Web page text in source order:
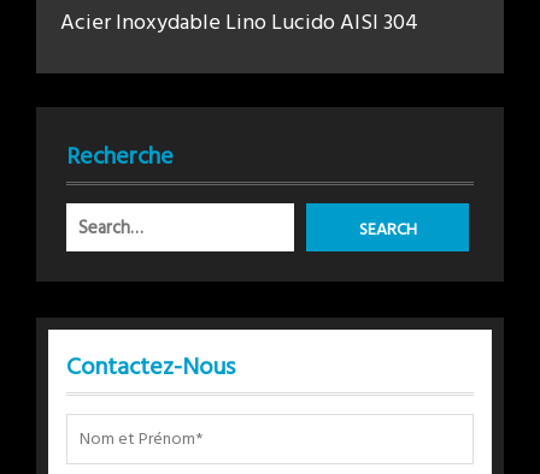
Acier Inoxydable Lino Lucido AISI 304
Recherche
Contactez-Nous